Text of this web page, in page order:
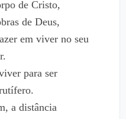
de Cristo,
de Deus,
em viver no seu
para ser
a distância